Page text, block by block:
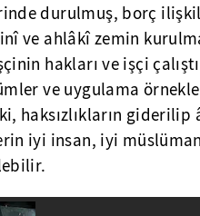
durulmuş, borç
ve ahlâkî zemin
hakları ve işçi
ve uygulama
haksızlıkların
iyi insan, iyi